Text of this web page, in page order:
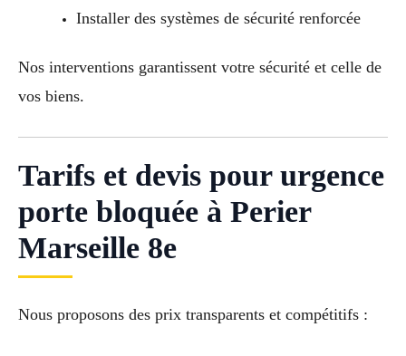
Installer des systèmes de sécurité renforcée
Nos interventions garantissent votre sécurité et celle de
vos biens.
Tarifs et devis pour urgence
porte bloquée à Perier
Marseille 8e
Nous proposons des prix transparents et compétitifs :